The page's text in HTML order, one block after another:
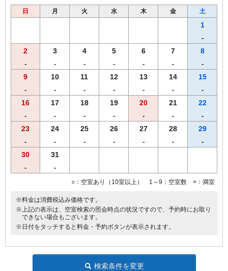
日 月 火 水 木 金 土
1
-
2
-
3
-
4
-
5
-
6
-
7
-
8
-
9
-
10
-
11
-
12
-
13
-
14
-
15
-
16
-
17
-
18
-
19
-
20
-
21
-
22
-
23
-
24
-
25
-
26
-
27
-
28
-
29
-
30
-
31
-
○：空室あり（10室以上） 1～9：空室数 ×：満室
※料金は消費税込み価格です。
※上記の表示は、空室検索の照会時点の状況ですので、予約時にお取り
できない場合もございます。
※日付をタッチすると料金・予約ボタンが表示されます。
検索条件を変更